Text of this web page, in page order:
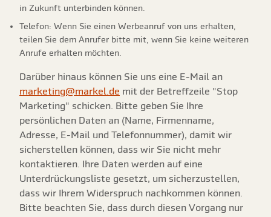
in Zukunft unterbinden können.
Telefon: Wenn Sie einen Werbeanruf von uns erhalten,
teilen Sie dem Anrufer bitte mit, wenn Sie keine weiteren
Anrufe erhalten möchten.
Darüber hinaus können Sie uns eine E-Mail an
marketing@markel.de mit der Betreffzeile "Stop
Marketing" schicken. Bitte geben Sie Ihre
persönlichen Daten an (Name, Firmenname,
Adresse, E-Mail und Telefonnummer), damit wir
sicherstellen können, dass wir Sie nicht mehr
kontaktieren. Ihre Daten werden auf eine
Unterdrückungsliste gesetzt, um sicherzustellen,
dass wir Ihrem Widerspruch nachkommen können.
Bitte beachten Sie, dass durch diesen Vorgang nur